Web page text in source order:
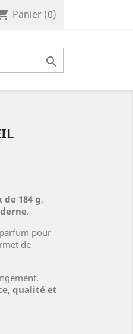
Panier (0)

184 g,
.
pour
de
qualité et